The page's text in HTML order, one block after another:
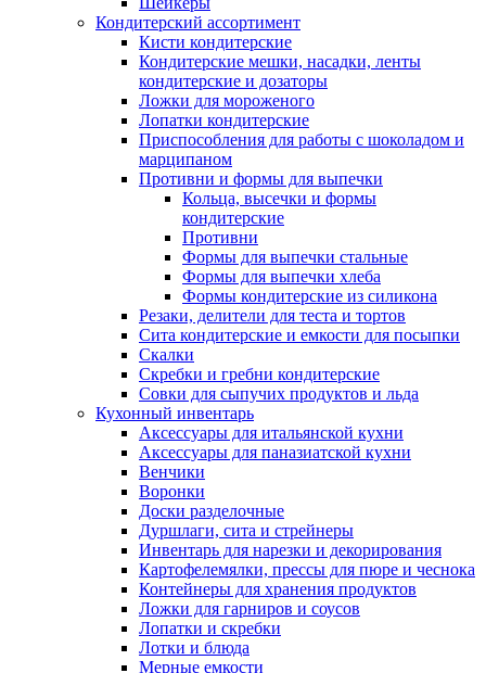
Кондитерский ассортимент
Кисти кондитерские
Кондитерские мешки, насадки, ленты
кондитерские и дозаторы
Ложки для мороженого
Лопатки кондитерские
Приспособления для работы с шоколадом и
марципаном
Противни и формы для выпечки
Кольца, высечки и формы
кондитерские
Противни
Формы для выпечки стальные
Формы для выпечки хлеба
Формы кондитерские из силикона
Резаки, делители для теста и тортов
Сита кондитерские и емкости для посыпки
Скалки
Скребки и гребни кондитерские
Совки для сыпучих продуктов и льда
Кухонный инвентарь
Аксессуары для итальянской кухни
Аксессуары для паназиатской кухни
Венчики
Воронки
Доски разделочные
Дуршлаги, сита и стрейнеры
Инвентарь для нарезки и декорирования
Картофелемялки, прессы для пюре и чеснока
Контейнеры для хранения продуктов
Ложки для гарниров и соусов
Лопатки и скребки
Лотки и блюда
Мерные емкости